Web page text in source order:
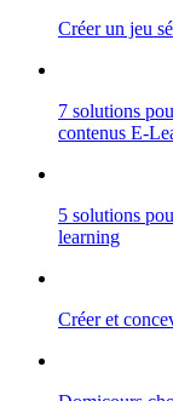
Créer un jeu
7 solutions
contenus E-
5 solutions
learning
Créer et